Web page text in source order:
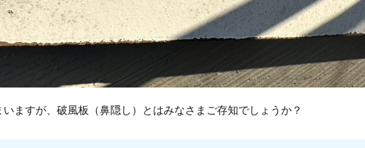
ますが、破風板（鼻隠し）とはみなさまご存知でしょうか？